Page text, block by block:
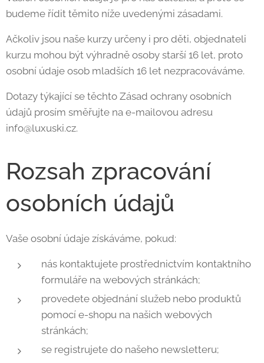
budeme řídit těmito níže uvedenými zásadami.
Ačkoliv jsou naše kurzy určeny i pro děti, objednateli
kurzu mohou být výhradně osoby starší 16 let, proto
osobní údaje osob mladších 16 let nezpracováváme.
Dotazy týkající se těchto Zásad ochrany osobních
údajů prosím směřujte na e-mailovou adresu
info@luxuski.cz.
Rozsah zpracování
osobních údajů
Vaše osobní údaje získáváme, pokud:
nás kontaktujete prostřednictvím kontaktního
formuláře na webových stránkách;
provedete objednání služeb nebo produktů
pomocí e-shopu na našich webových
stránkách;
se registrujete do našeho newsletteru;